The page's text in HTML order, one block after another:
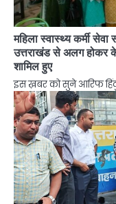
महिला स्वास्थ्य कर्मी सेवा
उत्तराखंड से अलग होकर के
शामिल हुए
इस ख़बर को सुने